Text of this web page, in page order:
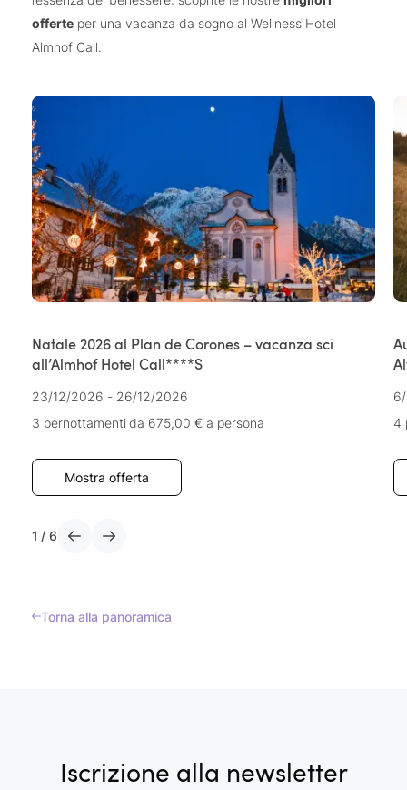
offerte per una vacanza da sogno al Wellness Hotel
Almhof Call.
Natale 2026 al Plan de Corones – vacanza sci
all’Almhof Hotel Call****S
23/12/2026 - 26/12/2026
3 pernottamentida 675,00 € a persona
Mostra offerta
4
1 / 6
Torna alla panoramica
Iscrizione alla newsletter